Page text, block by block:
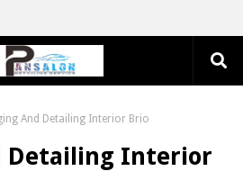
And Detailing Interior Brio
Detailing Interior